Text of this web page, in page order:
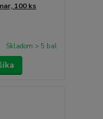
100 ks
Skladom > 5 bal